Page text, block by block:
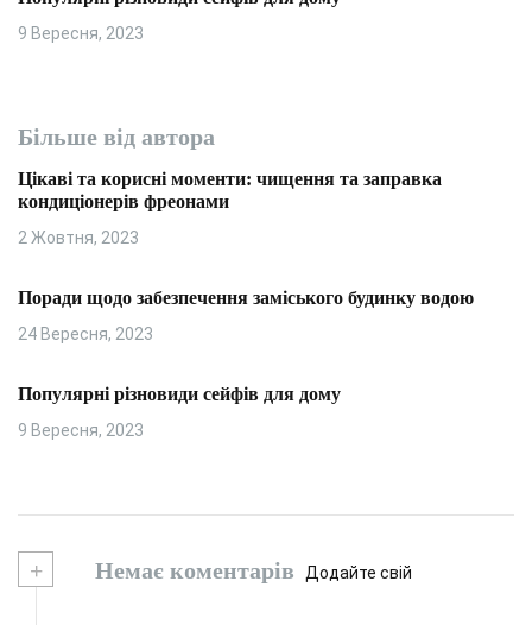
9 Вересня, 2023
Більше від автора
Цікаві та корисні моменти: чищення та заправка
кондиціонерів фреонами
2 Жовтня, 2023
Поради щодо забезпечення заміського будинку водою
24 Вересня, 2023
Популярні різновиди сейфів для дому
9 Вересня, 2023
+ Немає коментарів Додайте свій